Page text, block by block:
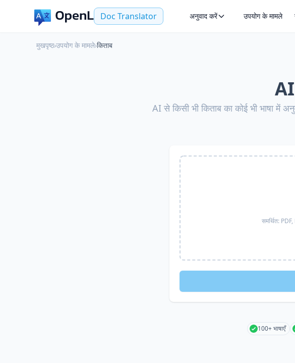
Doc Translator अनुवाद करें उपयोग के मामले
मुखपृष्ठ›उपयोग के मामले›किताब
AI से किसी भी किताब का कोई भी भाषा में
समर्थित:
100+ भाषाएँ